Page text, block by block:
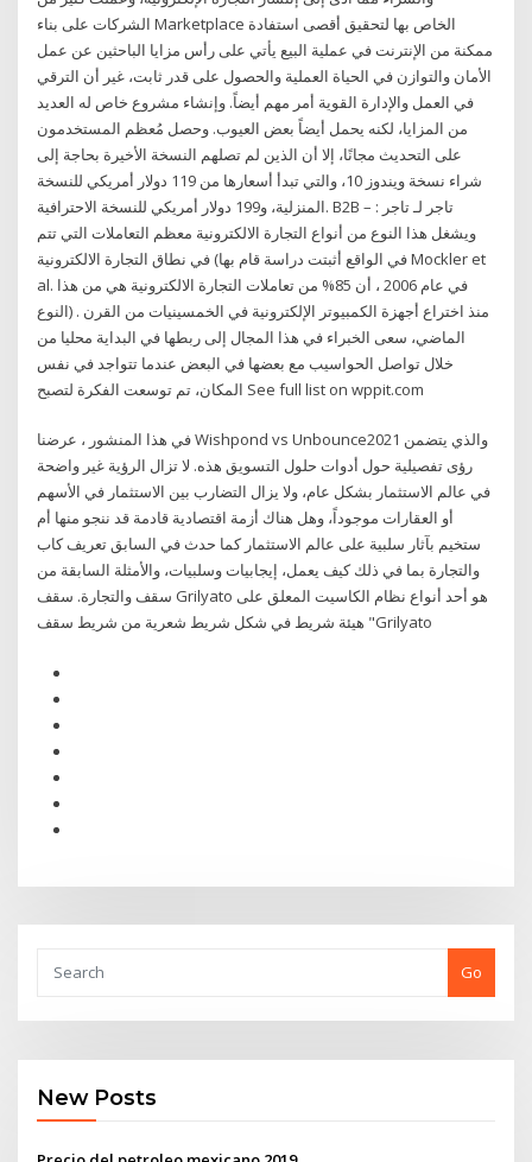
الشركات على بناء Marketplace الخاص بها لتحقيق أقصى استفادة
ممكنة من الإنترنت في عملية البيع يأتي على رأس مزايا الباحثين عن عمل
الأمان والتوازن في الحياة العملية والحصول على قدر ثابت، غير أن الترقي
في العمل والإدارة القوية أمر مهم أيضاً. وإنشاء مشروع خاص له العديد
من المزايا، لكنه يحمل أيضاً بعض العيوب. وحصل مُعظم المستخدمون
على التحديث مجانًا، إلا أن الذين لم تصلهم النسخة الأخيرة بحاجة إلى
شراء نسخة ويندوز 10، والتي تبدأ أسعارها من 119 دولار أمريكي للنسخة
المنزلية، و199 دولار أمريكي للنسخة الاحترافية. B2B – تاجر لـ تاجر :
ويشغل هذا النوع من أنواع التجارة الالكترونية معظم التعاملات التي تتم
في نطاق التجارة الالكترونية (في الواقع أثبتت دراسة قام بها Mockler et
al. في عام 2006 ، أن 85% من تعاملات التجارة الالكترونية هي من هذا
النوع) . منذ اختراع أجهزة الكمبيوتر الإلكترونية في الخمسينيات من القرن
الماضي، سعى الخبراء في هذا المجال إلى ربطها في البداية محليا من
خلال تواصل الحواسيب مع بعضها في البعض عندما تتواجد في نفس
المكان، تم توسعت الفكرة لتصبح See full list on wppit.com
في هذا المنشور ، عرضنا Wishpond vs Unbounce2021 والذي يتضمن
رؤى تفصيلية حول أدوات حلول التسويق هذه. لا تزال الرؤية غير واضحة
في عالم الاستثمار بشكل عام، ولا يزال التضارب بين الاستثمار في الأسهم
أو العقارات موجوداً، وهل هناك أزمة اقتصادية قادمة قد ننجو منها أم
ستخيم بآثار سلبية على عالم الاستثمار كما حدث في السابق تعريف كاب
والتجارة بما في ذلك كيف يعمل، إيجابيات وسلبيات، والأمثلة السابقة من
سقف والتجارة. سقف Grilyato هو أحد أنواع نظام الكاسيت المعلق على
هيئة شريط في شكل شريط شعرية من شريط سقف "Grilyato
Go
New Posts